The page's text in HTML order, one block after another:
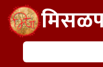
Skip to main content
शोध